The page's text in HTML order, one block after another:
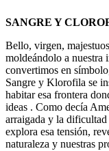
SANGRE Y
Bello, virgen,
moldeándolo a nuestra
convertimos en
Sangre y Klorofila se
habitar esa frontera
ideas . Como decía
arraigada y la dificultad
explora esa tensión,
naturaleza y nuestras